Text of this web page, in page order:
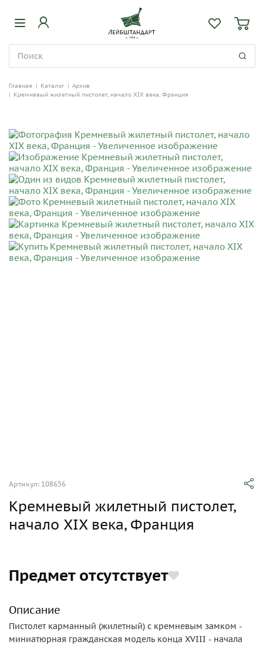
Главная | Каталог | Архив
| Кремневый жилетный пистолет, начало XIX века, Франция
Артикул: 108656
Кремневый жилетный пистолет,
начало XIX века, Франция
Предмет отсутствует
Описание
Пистолет карманный (жилетный) с кремневым замком -
миниатюрная гражданская модель конца XVIII - начала